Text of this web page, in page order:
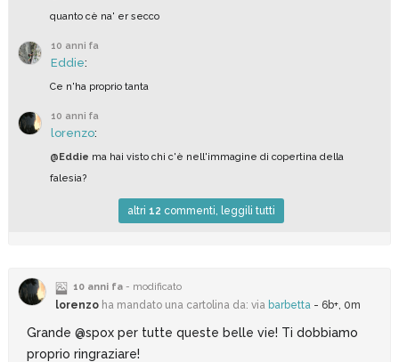
quanto cè na' er secco
10 anni fa
Eddie:
Ce n'ha proprio tanta
10 anni fa
lorenzo:
@Eddie ma hai visto chi c'è nell'immagine di copertina della
falesia?
altri12 commenti, leggili tutti
10 anni fa- modificato
lorenzo ha mandato una cartolina da: via barbetta - 6b+, 0m
Grande @spox per tutte queste belle vie! Ti dobbiamo
proprio ringraziare!